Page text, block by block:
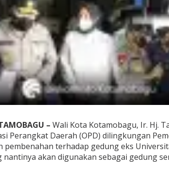
e
s
K
t
m
o
b
a
g
u
a
l
a
m
1
– Wali Kota Kotamobagu, Ir. Hj.
Perangkat Daerah (OPD) dilingkungan
pembenahan terhadap gedung eks
nantinya akan digunakan sebagai gedung